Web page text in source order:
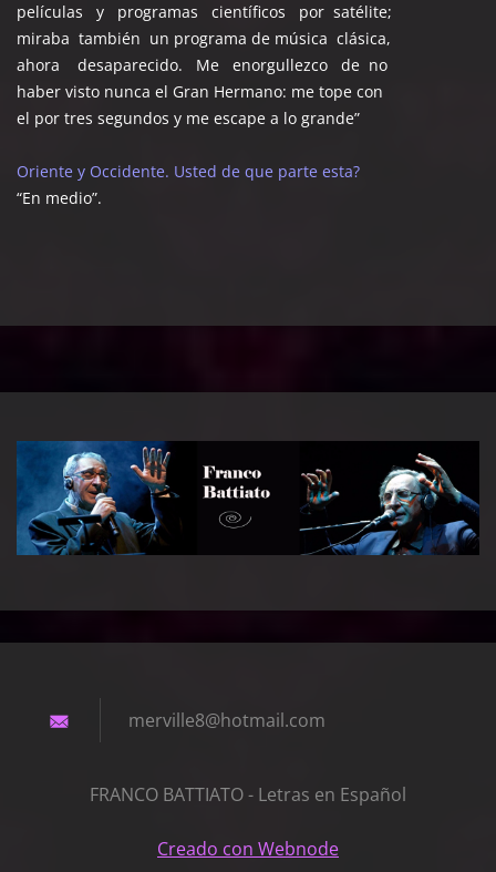
películas y programas científicos por satélite;
miraba también un programa de música clásica,
ahora desaparecido. Me enorgullezco de no
haber visto nunca el Gran Hermano: me tope con
el por tres segundos y me escape a lo grande”
Oriente y Occidente. Usted de que parte esta?
“En medio”.
merville8@hotmail.com
FRANCO BATTIATO - Letras en Español
Creado con Webnode